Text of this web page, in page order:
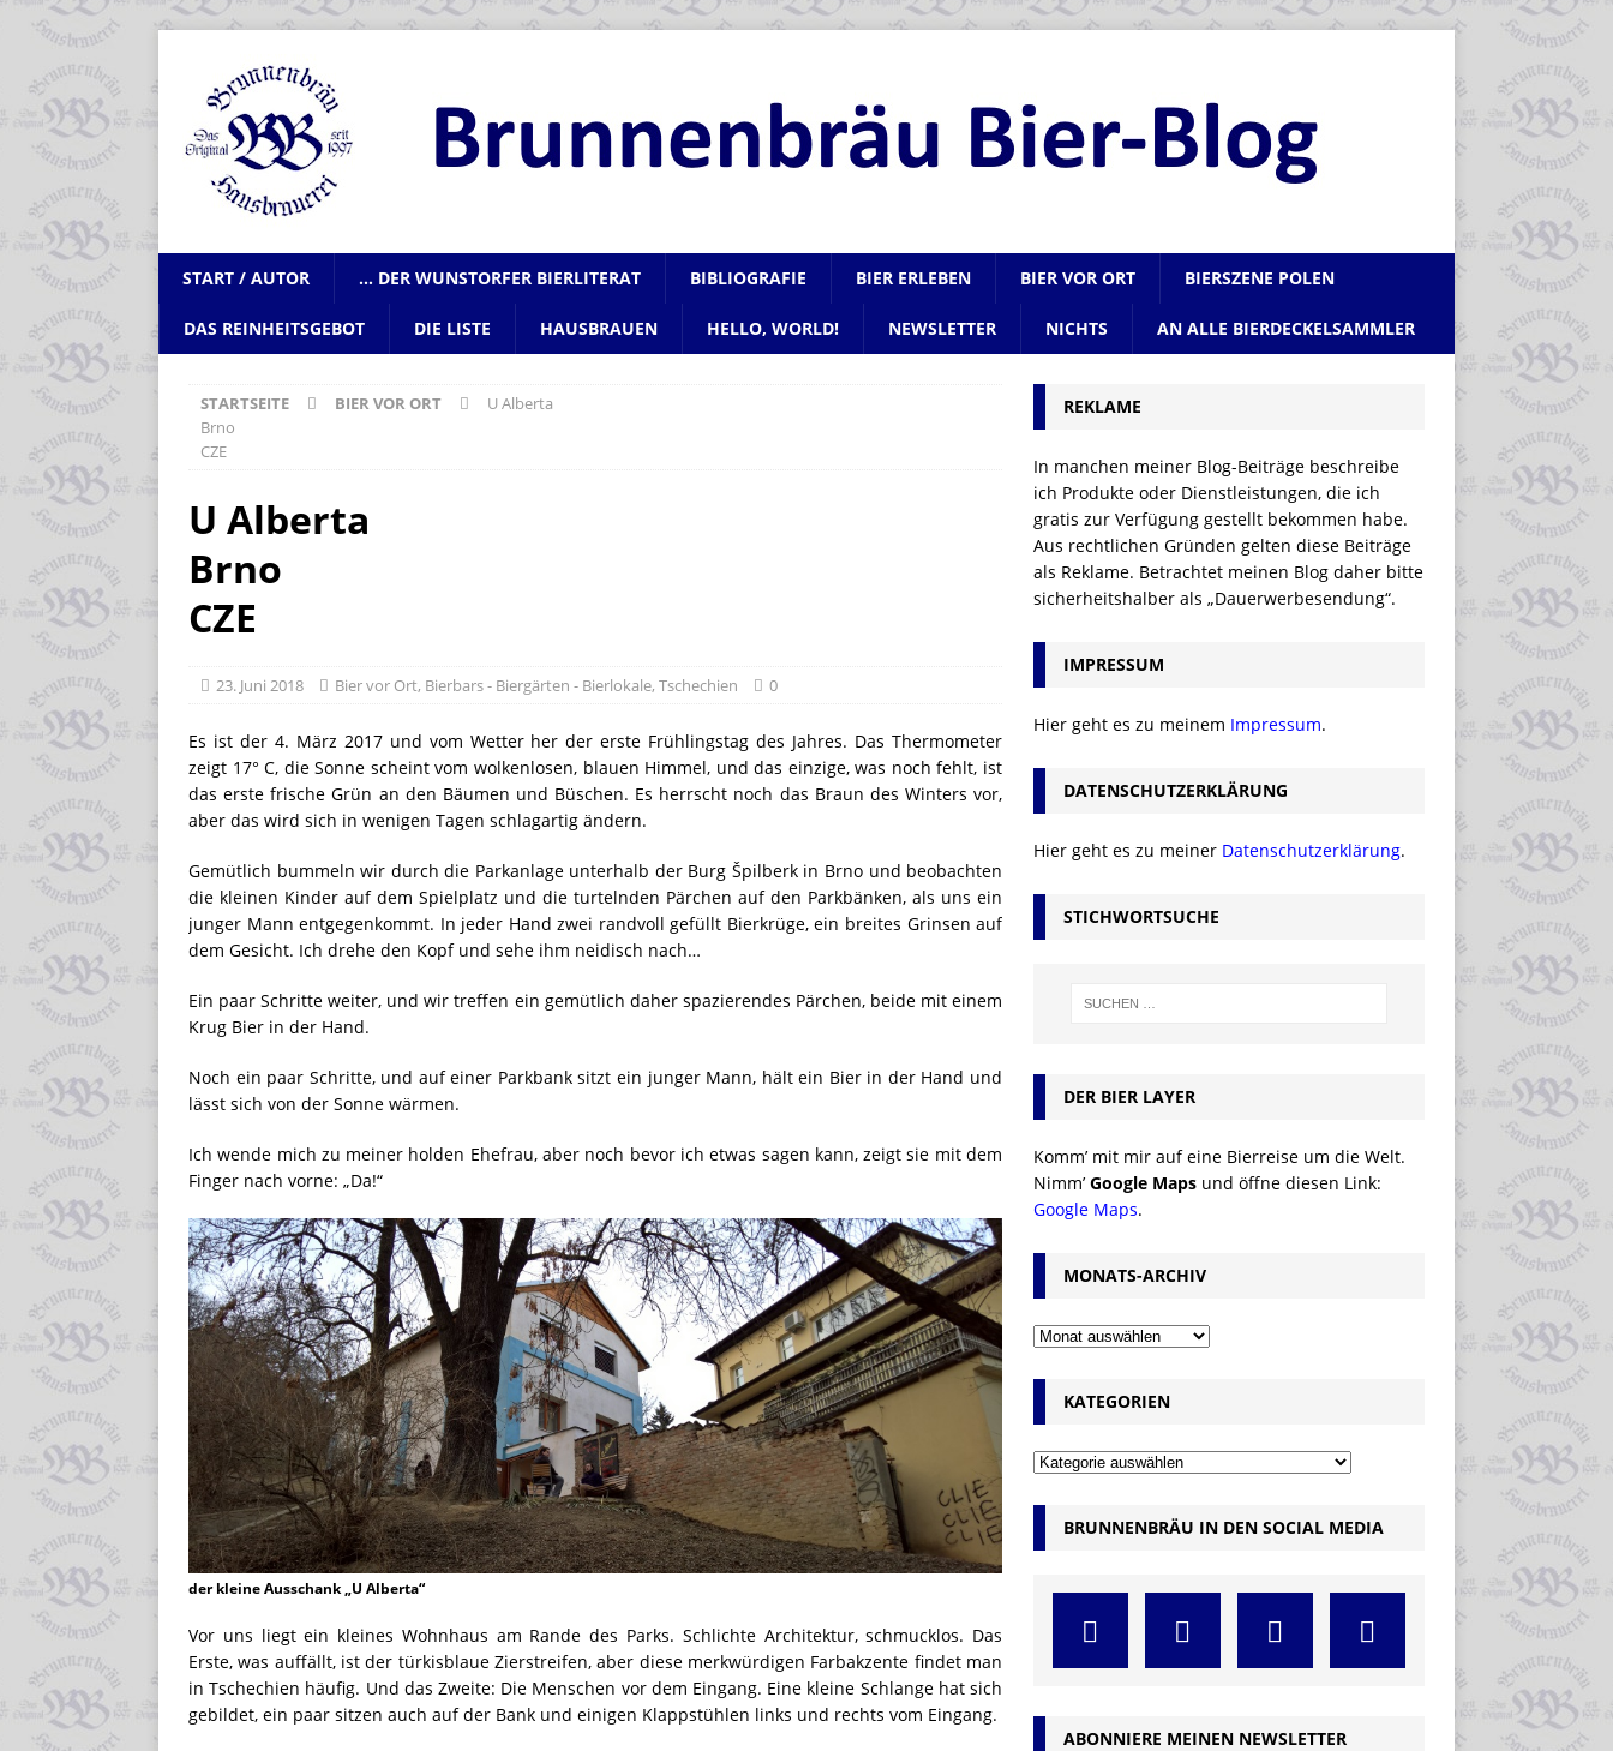
START / AUTOR … DER WUNSTORFER BIERLITERAT BIBLIOGRAFIE BIER ERLEBEN BIER VOR ORT BIERSZENE POLEN
DAS REINHEITSGEBOT DIE LISTE HAUSBRAUEN HELLO, WORLD! NEWSLETTER NICHTS AN ALLE BIERDECKELSAMMLER
STARTSEITE BIER VOR ORT
U Alberta
Brno
CZE
U Alberta
Brno
CZE
23. Juni 2018 Bier vor Ort, Bierbars - Biergärten - Bierlokale, Tschechien 0
Es ist der 4. März 2017 und vom Wetter her der erste Frühlingstag des Jahres. Das Thermometer
zeigt 17° C, die Sonne scheint vom wolkenlosen, blauen Himmel, und das einzige, was noch fehlt, ist
das erste frische Grün an den Bäumen und Büschen. Es herrscht noch das Braun des Winters vor,
aber das wird sich in wenigen Tagen schlagartig ändern.
Gemütlich bummeln wir durch die Parkanlage unterhalb der Burg Špilberk in Brno und beobachten
die kleinen Kinder auf dem Spielplatz und die turtelnden Pärchen auf den Parkbänken, als uns ein
junger Mann entgegenkommt. In jeder Hand zwei randvoll gefüllt Bierkrüge, ein breites Grinsen auf
dem Gesicht. Ich drehe den Kopf und sehe ihm neidisch nach…
Ein paar Schritte weiter, und wir treffen ein gemütlich daher spazierendes Pärchen, beide mit einem
Krug Bier in der Hand.
Noch ein paar Schritte, und auf einer Parkbank sitzt ein junger Mann, hält ein Bier in der Hand und
lässt sich von der Sonne wärmen.
Ich wende mich zu meiner holden Ehefrau, aber noch bevor ich etwas sagen kann, zeigt sie mit dem
Finger nach vorne: „Da!“
der kleine Ausschank „U Alberta“
Vor uns liegt ein kleines Wohnhaus am Rande des Parks. Schlichte Architektur, schmucklos. Das
Erste, was auffällt, ist der türkisblaue Zierstreifen, aber diese merkwürdigen Farbakzente findet man
in Tschechien häufig. Und das Zweite: Die Menschen vor dem Eingang. Eine kleine Schlange hat sich
gebildet, ein paar sitzen auch auf der Bank und einigen Klappstühlen links und rechts vom Eingang.
REKLAME
In manchen meiner Blog-Beiträge beschreibe
ich Produkte oder Dienstleistungen, die ich
gratis zur Verfügung gestellt bekommen habe.
Aus rechtlichen Gründen gelten diese Beiträge
als Reklame. Betrachtet meinen Blog daher bitte
sicherheitshalber als „Dauerwerbesendung“.
IMPRESSUM
Hier geht es zu meinem Impressum.
DATENSCHUTZERKLÄRUNG
Hier geht es zu meiner Datenschutzerklärung.
STICHWORTSUCHE
DER BIER LAYER
Komm’ mit mir auf eine Bierreise um die Welt.
Nimm’ Google Maps und öffne diesen Link:
Google Maps.
MONATS-ARCHIV
KATEGORIEN
BRUNNENBRÄU IN DEN SOCIAL MEDIA
ABONNIERE MEINEN NEWSLETTER